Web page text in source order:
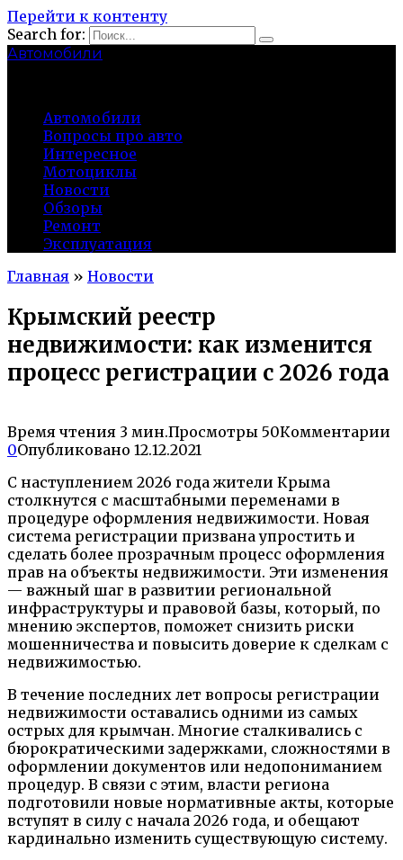
Перейти к контенту
Search for:
Автомобили
Автомобили
Вопросы про авто
Интересное
Мотоциклы
Новости
Обзоры
Ремонт
Эксплуатация
Главная » Новости
Крымский реестр
недвижимости: как изменится
процесс регистрации с 2026 года
Время чтения 3 мин.Просмотры 50Комментарии
0Опубликовано 12.12.2021
С наступлением 2026 года жители Крыма
столкнутся с масштабными переменами в
процедуре оформления недвижимости. Новая
система регистрации призвана упростить и
сделать более прозрачным процесс оформления
прав на объекты недвижимости. Эти изменения
— важный шаг в развитии региональной
инфраструктуры и правовой базы, который, по
мнению экспертов, поможет снизить риски
мошенничества и повысить доверие к сделкам с
недвижимостью.
В течение последних лет вопросы регистрации
недвижимости оставались одними из самых
острых для крымчан. Многие сталкивались с
бюрократическими задержками, сложностями в
оформлении документов или недопониманием
процедур. В связи с этим, власти региона
подготовили новые нормативные акты, которые
вступят в силу с начала 2026 года, и обещают
кардинально изменить существующую систему.